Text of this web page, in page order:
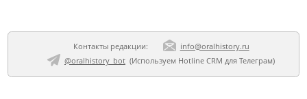
Контакты редакции:
info@oralhistory.ru
@oralhistory_bot(Используем Hotline CRM для Телеграм)